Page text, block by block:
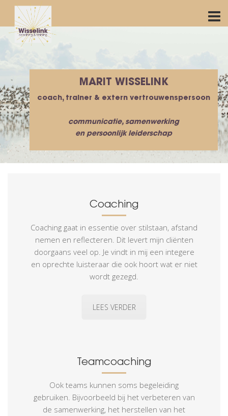
MARIT WISSELINK
coach, trainer & extern vertrouwenspersoon
communicatie, samenwerking
en persoonlijk leiderschap
Coaching
Coaching gaat in essentie over stilstaan, afstand
nemen en reflecteren. Dit levert mijn cliënten
doorgaans veel op. Je vindt in mij een integere
en oprechte luisteraar die ook hoort wat er niet
wordt gezegd.
LEES VERDER
Teamcoaching
Ook teams kunnen soms begeleiding
gebruiken. Bijvoorbeeld bij het verbeteren van
de samenwerking, het herstellen van het